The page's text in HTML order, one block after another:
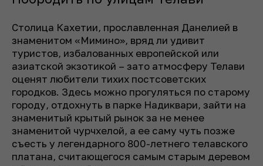
Столица Кахетии, прославленная Данелией в
знаменитом «Мимино», вряд ли удивит
туристов, избалованных европейской или
азиатской экзотикой – зато атмосферу Телави
оценят любители тихих постсоветских
городков. Здесь можно прогуляться по старому
городу, отдохнуть в парке Надиквари, зайти на
знаменитый крытый рынок за не менее
знаменитой чурчхелой, а ее саму чуть позже
съесть у легендарного 800-летнего телавского
платана, считающегося самым старым деревом